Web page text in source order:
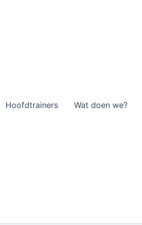
Hoofdtrainers Wat doen we?